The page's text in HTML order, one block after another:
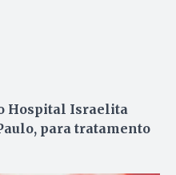
Hospital Israelita
para tratamento